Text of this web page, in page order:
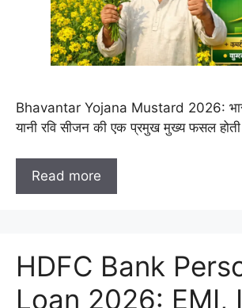
Bhavantar Yojana Mustard 2026:
यानी रवि सीजन की एक प्रमुख मुख्य फसल
Read more
HDFC Bank
Loan 2026: EMI,